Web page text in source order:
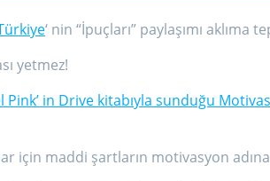
‘ nin “İpuçları” paylaşımı
yetmez!
Pink’ in Drive kitabıyla sunduğu
için maddi şartların motivasyon